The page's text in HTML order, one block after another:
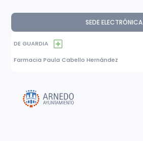
SEDE ELECTRÓNICA
DE GUARDIA
Farmacia Paula Cabello Hernández